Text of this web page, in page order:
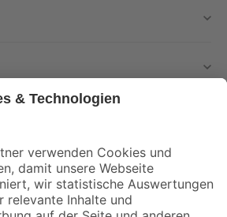
Angebote und Aktionen mehr verpassen!